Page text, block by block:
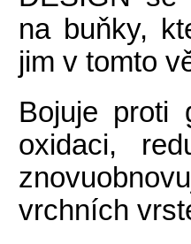
na buňky,
jim v tomto
Bojuje proti
oxidaci,
vrchních